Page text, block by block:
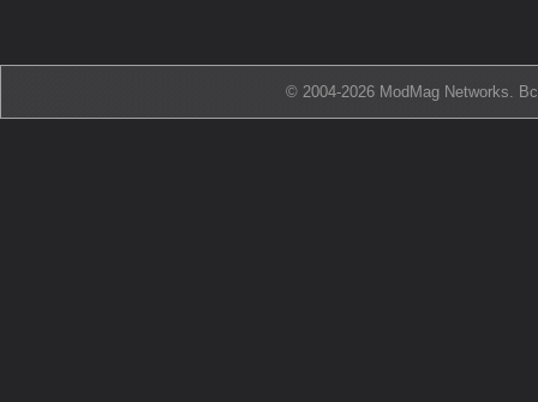
© 2004-2026 ModMag Networks.